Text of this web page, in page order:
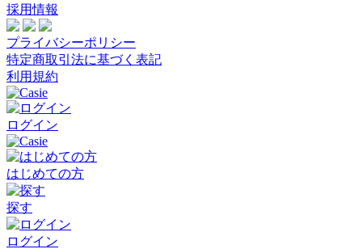
採用情報
プライバシーポリシー
特定商取引法に基づく表記
利用規約
ログイン
はじめての方
探す
ログイン